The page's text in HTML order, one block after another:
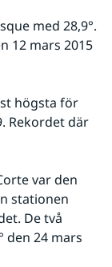
med 28,9°.
12 mars 2015
högsta för
Rekordet där
var den
stationen
De två
den 24 mars